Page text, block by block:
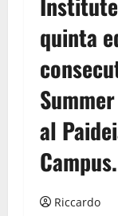
quinta
al
Campus.
Riccardo